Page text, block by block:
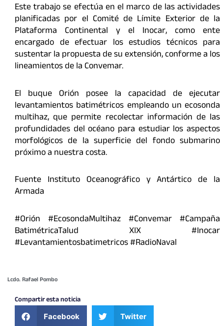
Este trabajo se efectúa en el marco de las actividades
planificadas por el Comité de Límite Exterior de la
Plataforma Continental y el Inocar, como ente
encargado de efectuar los estudios técnicos para
sustentar la propuesta de su extensión, conforme a los
lineamientos de la Convemar.
El buque Orión posee la capacidad de ejecutar
levantamientos batimétricos empleando un ecosonda
multihaz, que permite recolectar información de las
profundidades del océano para estudiar los aspectos
morfológicos de la superficie del fondo submarino
próximo a nuestra costa.
Fuente Instituto Oceanográfico y Antártico de la
Armada
#Orión #EcosondaMultihaz #Convemar #Campaña
BatimétricaTalud XIX #Inocar
#Levantamientosbatimetricos #RadioNaval
Lcdo. Rafael Pombo
Compartir esta noticia
Facebook Twitter